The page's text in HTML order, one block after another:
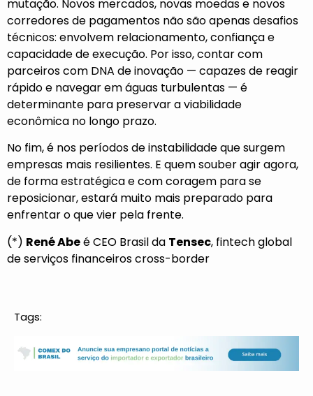
mutação. Novos mercados, novas moedas e novos
corredores de pagamentos não são apenas desafios
técnicos: envolvem relacionamento, confiança e
capacidade de execução. Por isso, contar com
parceiros com DNA de inovação — capazes de reagir
rápido e navegar em águas turbulentas — é
determinante para preservar a viabilidade
econômica no longo prazo.
No fim, é nos períodos de instabilidade que surgem
empresas mais resilientes. E quem souber agir agora,
de forma estratégica e com coragem para se
reposicionar, estará muito mais preparado para
enfrentar o que vier pela frente.
(*) René Abeé CEO Brasil da Tensec, fintech global
de serviços financeiros cross-border
Tags: